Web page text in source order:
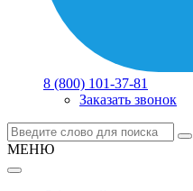
8 (800) 101-37-81
Заказать звонок
МЕНЮ